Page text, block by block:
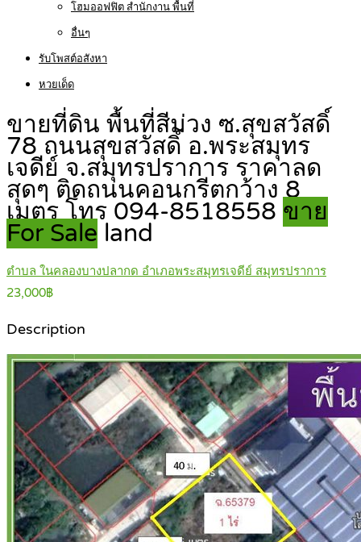
โฮมออฟฟิต สำนักงาน พื้นที่
อื่นๆ
รับโพสต์อสังหา
หวยเด็ด
ขายที่ดิน พื้นที่สีม่วง ซ.สุขสวัสดิ์
78 ถนนสุขสวัสดิ์ อ.พระสมุทร
เจดีย์ จ.สมุทรปราการ ราคาลด
สุดๆ ติดถนนคอนกรีตกว้าง 8
เมตร โทร 094-8518558 ขาย
For Sale land
ตำบล ในคลองบางปลากด อำเภอพระสมุทรเจดีย์ สมุทรปราการ
23,000฿
Description